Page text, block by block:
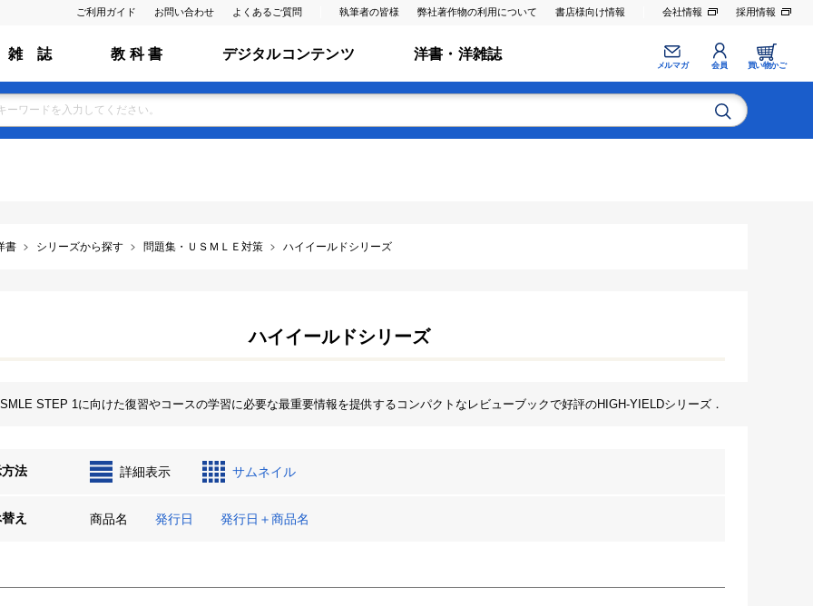
ご利用ガイド お問い合わせ よくあるご質問 執筆者の皆様 弊社著作物の利用について 書店様向け情報 会社情報 採用情報
雑 誌 教 科 書 デジタルコンテンツ 洋書・洋雑誌
メルマガ 会員 買い物かご
書 シリーズから探す 問題集・ＵＳＭＬＥ対策 ハイイールドシリーズ
ハイイールドシリーズ
STEP 1に向けた復習やコースの学習に必要な最重要情報を提供するコンパクトなレビューブックで好評のHIGH-YIELDシリーズ．
法 詳細表示 サムネイル
え 商品名 発行日 発行日＋商品名